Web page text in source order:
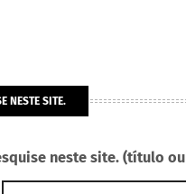
NESTE SITE.
neste site. (título